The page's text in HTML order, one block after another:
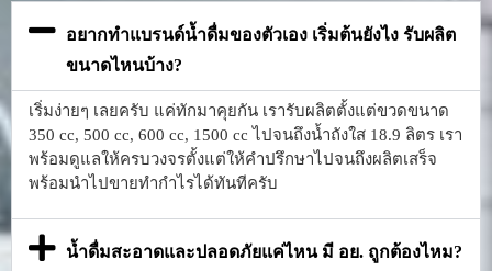
อยากทำแบรนด์น้ำดื่มของตัวเอง เริ่มต้นยังไง รับผลิต
ขนาดไหนบ้าง?
เริ่มง่ายๆ เลยครับ แค่ทักมาคุยกัน เรารับผลิตตั้งแต่ขวดขนาด
350 cc, 500 cc, 600 cc, 1500 cc ไปจนถึงน้ำถังใส 18.9 ลิตร เรา
พร้อมดูแลให้ครบวงจรตั้งแต่ให้คำปรึกษาไปจนถึงผลิตเสร็จ
พร้อมนำไปขายทำกำไรได้ทันทีครับ
น้ำดื่มสะอาดและปลอดภัยแค่ไหน มี อย. ถูกต้องไหม?